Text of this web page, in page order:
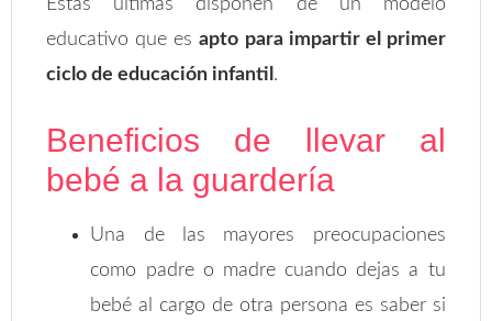
Estas últimas disponen de un modelo
educativo que esapto para impartir el primer
ciclo de educación infantil .
Beneficios de llevar al
bebé a la guardería
Una de las mayores preocupaciones
como padre o madre cuando dejas a tu
bebé al cargo de otra persona es saber si